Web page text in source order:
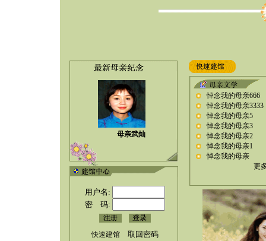
母亲武灿
用户名:
密 码:
快速建馆 取回密码
悼念我的母亲666
悼念我的母亲3333
悼念我的母亲5
悼念我的母亲3
悼念我的母亲2
悼念我的母亲1
悼念我的母亲
更